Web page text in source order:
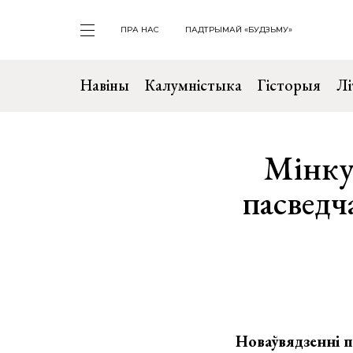
ПРА НАС ПАДТРЫМАЙ «БУДЗЬМУ»
Навіны Калумністыка Гісторыя
Новаўвядзенні